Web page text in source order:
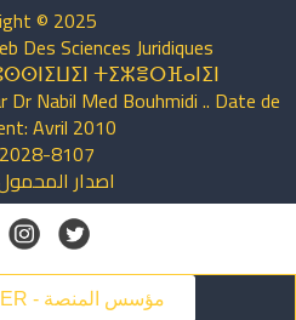
© 2025
Des Sciences Juridiques
ⵜⵉⵣⴻⵔⴼⴰⵏⵉⵏ
Nabil Med Bouhmidi .. Date de
Avril 2010
8107
اصدار
THE FOUNDER - مؤسس المنصة